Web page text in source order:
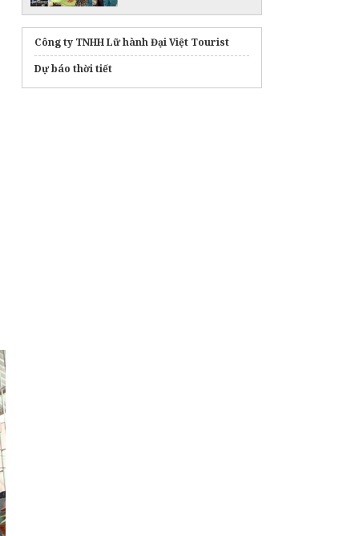
Trao 72 nhà Đại đoàn
kết cho hộ khó khăn ở
An Giang
Công ty TNHH Lữ hành Đại Việt Tourist
Dự báo thời tiết